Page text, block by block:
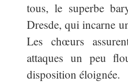
tous, le superbe
Dresde, qui incarne
Les chœurs
attaques un peu
disposition éloignée.